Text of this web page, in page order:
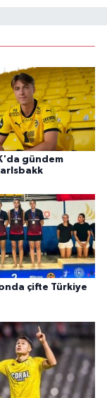
gündem
çifte Türkiye